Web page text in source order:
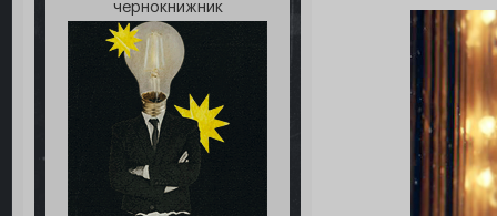
чернокнижник